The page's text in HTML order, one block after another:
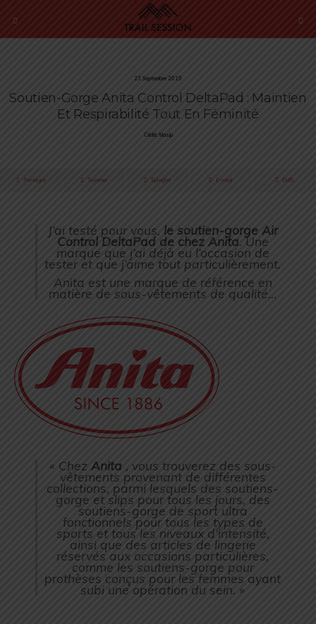
23 Septembre 2019
Soutien-Gorge Anita Control DeltaPad : Maintien
Et Respirabilité Tout En Féminité
Cédric Masip
Partager Tweeter Épingler E-mail SMS
J’ai testé pour vous, le soutien-gorge Air
Control DeltaPad de chez Anita. Une
marque que j’ai déjà eu l’occasion de
tester et que j’aime tout particulièrement.
Anita est une marque de référence en
matière de sous-vêtements de qualité…
« Chez Anita , vous trouverez des sous-
vêtements provenant de différentes
collections, parmi lesquels des soutiens-
gorge etslips pour tous les jours, des
soutiens-gorge de sportultra
fonctionnels pour tous les types de
sports et tous les niveaux d’intensité,
ainsi que des articles de lingerie
réservés aux occasions particulières,
comme les soutiens-gorge pour
prothèses conçus pour les femmes ayant
subi une opération du sein. »